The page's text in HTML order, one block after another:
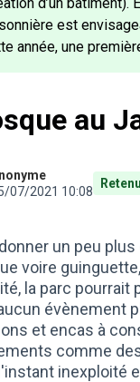
est
année, une
au
07/2021 10:08
un peu
voire
la parc pourrait
évènement
et encas à
comme
inexploité